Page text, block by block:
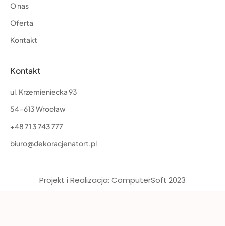
O nas
Oferta
Kontakt
Kontakt
ul. Krzemieniecka 93
54-613 Wrocław
+48 71 3 743 777
biuro@dekoracjenatort.pl
Projekt i Realizacja: ComputerSoft 2023